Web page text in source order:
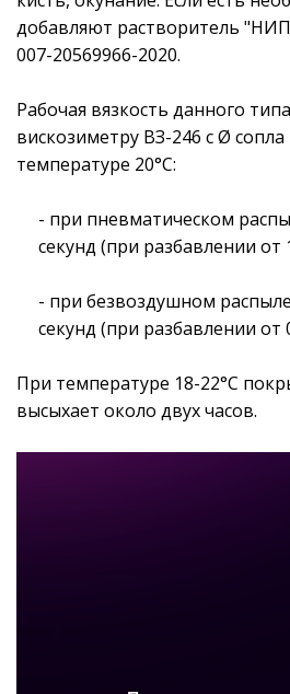
добавляют растворитель
007-20569966-2020.
Рабочая вязкость данного
вискозиметру ВЗ-246 с Ø
температуре 20°С:
- при пневматическом
секунд (при разбавлении от
- при безвоздушном
секунд (при разбавлении от
При температуре 18-22°С
высыхает около двух часов.